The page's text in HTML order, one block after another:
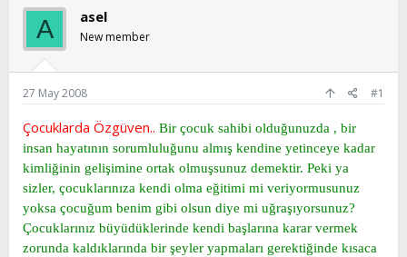
b
u
y
u
b
a
l
t
a
n
a
n
ı
ç
a
i
h
i
A asel
New member
27 May 2008 #1
Çocuklarda Özgüven.. Bir çocuk sahibi olduğunuzda , bir
insan hayatının sorumluluğunu almış kendine yetinceye kadar
kimliğinin gelişimine ortak olmuşsunuz demektir. Peki ya
sizler, çocuklarınıza kendi olma eğitimi mi veriyormusunuz
yoksa çocuğum benim gibi olsun diye mi uğraşıyorsunuz?
Çocuklarınız büyüdüklerinde kendi başlarına karar vermek
zorunda kaldıklarında bir şeyler yapmaları gerektiğinde kısaca